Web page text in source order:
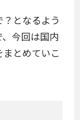
となるよう
今回は国内
とめていこ